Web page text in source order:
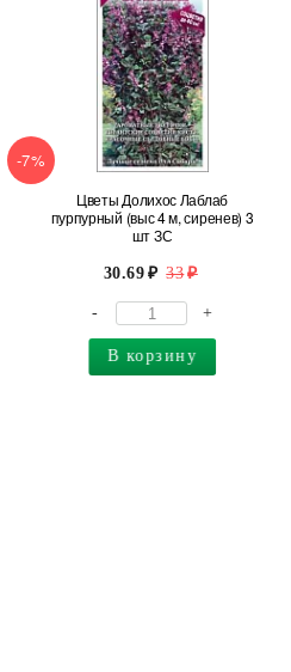
-7%
Цветы Долихос Лаблаб
пурпурный (выс 4 м, сиренев) 3
шт ЗС
30.69 33
- +
В корзину